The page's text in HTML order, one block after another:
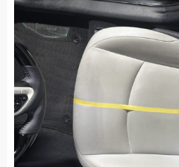
ディーラー・中古
施工事例
店舗紹介
お問い合